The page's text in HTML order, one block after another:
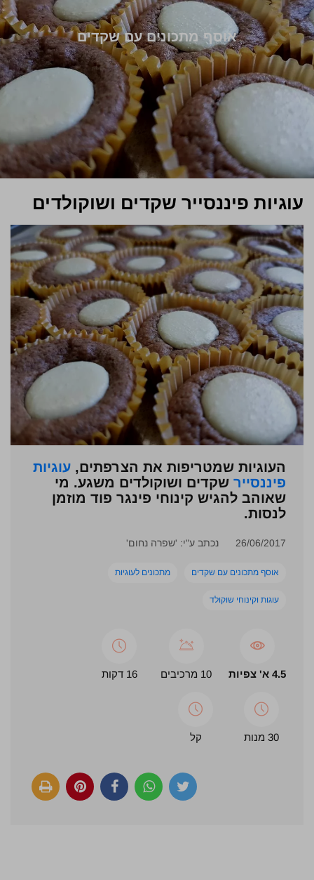
אוסף מתכונים עם שקדים
עוגיות פיננסייר שקדים ושוקולדים
העוגיות שמטריפות את הצרפתים, עוגיות
פיננסייר שקדים ושוקולדים משגע. מי
שאוהב להגיש קינוחי פינגר פוד מוזמן
לנסות.
26/06/2017 נכתב ע"י: 'שפרה נחום'
אוסף מתכונים עם שקדים מתכונים לעוגיות
עוגות וקינוחי שוקולד
4.5 א' צפיות 10 מרכיבים 16 דקות
30 מנות קל